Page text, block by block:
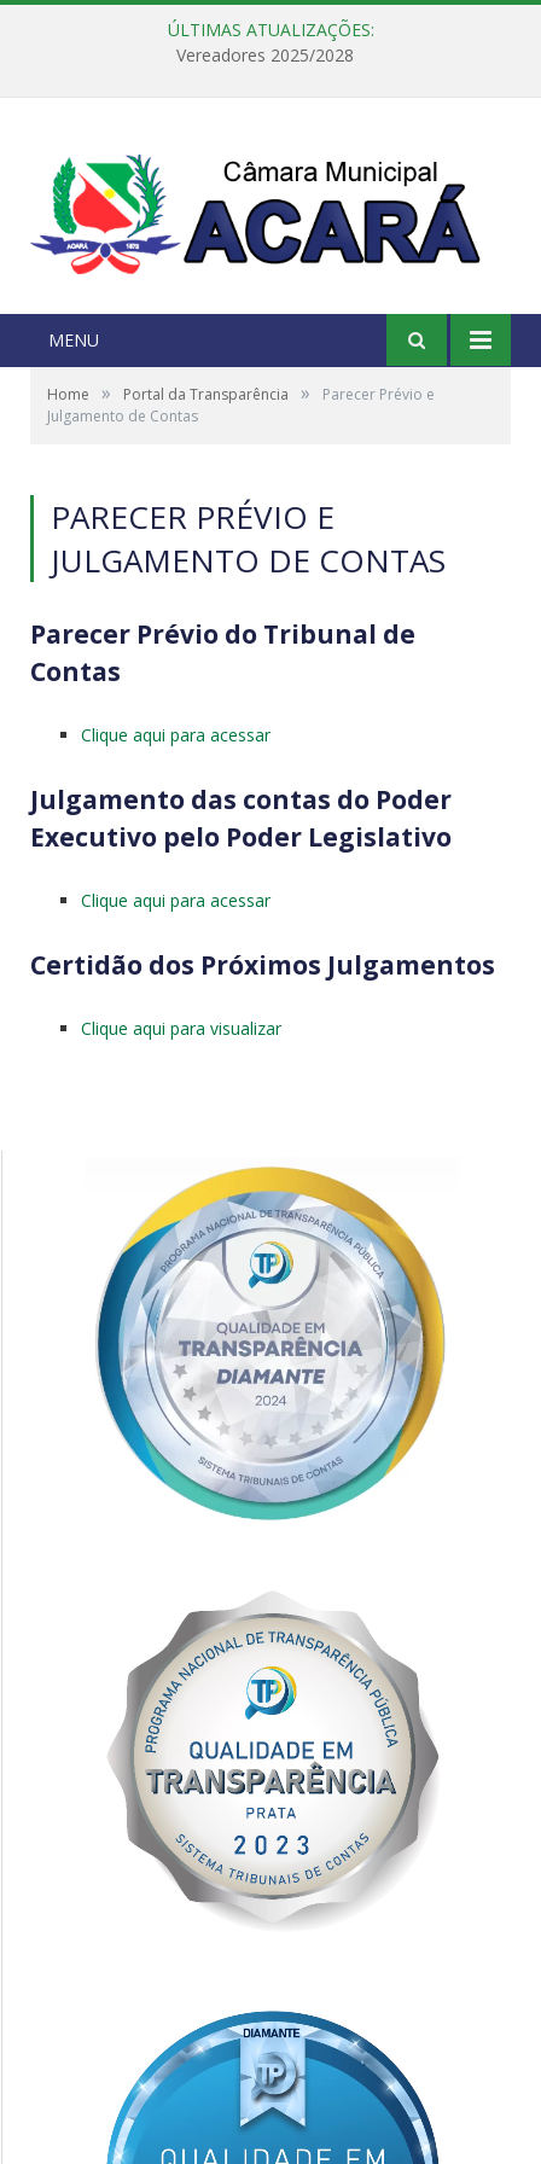
ÚLTIMAS ATUALIZAÇÕES:
Vereadores 2025/2028
MENU
Home » Portal da Transparência »
Parecer Prévio e
Julgamento de Contas
PARECER PRÉVIO E
JULGAMENTO DE CONTAS
Parecer Prévio do Tribunal de
Contas
Clique aqui para acessar
Julgamento das contas do Poder
Executivo pelo Poder Legislativo
Clique aqui para acessar
Certidão dos Próximos Julgamentos
Clique aqui para visualizar